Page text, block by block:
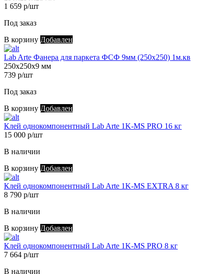
1 659 р/шт
Под заказ
В корзину Добавлен
Lab Arte Фанера для паркета ФСФ 9мм (250х250) 1м.кв
250х250х9 мм
739 р/шт
Под заказ
В корзину Добавлен
Клей однокомпонентный Lab Arte 1K-MS PRO 16 кг
15 000 р/шт
В наличии
В корзину Добавлен
Клей однокомпонентный Lab Arte 1K-MS EXTRA 8 кг
8 790 р/шт
В наличии
В корзину Добавлен
Клей однокомпонентный Lab Arte 1K-MS PRO 8 кг
7 664 р/шт
В наличии